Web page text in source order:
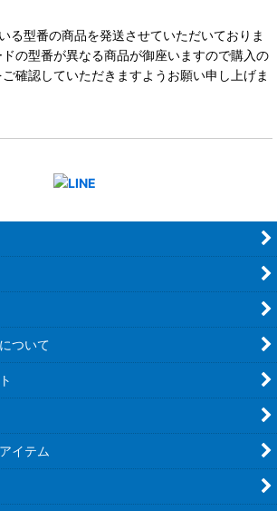
る型番の商品を発送させていただいておりま
の型番が異なる商品が御座いますので購入の
確認していただきますようお願い申し上げま
ついて
イテム